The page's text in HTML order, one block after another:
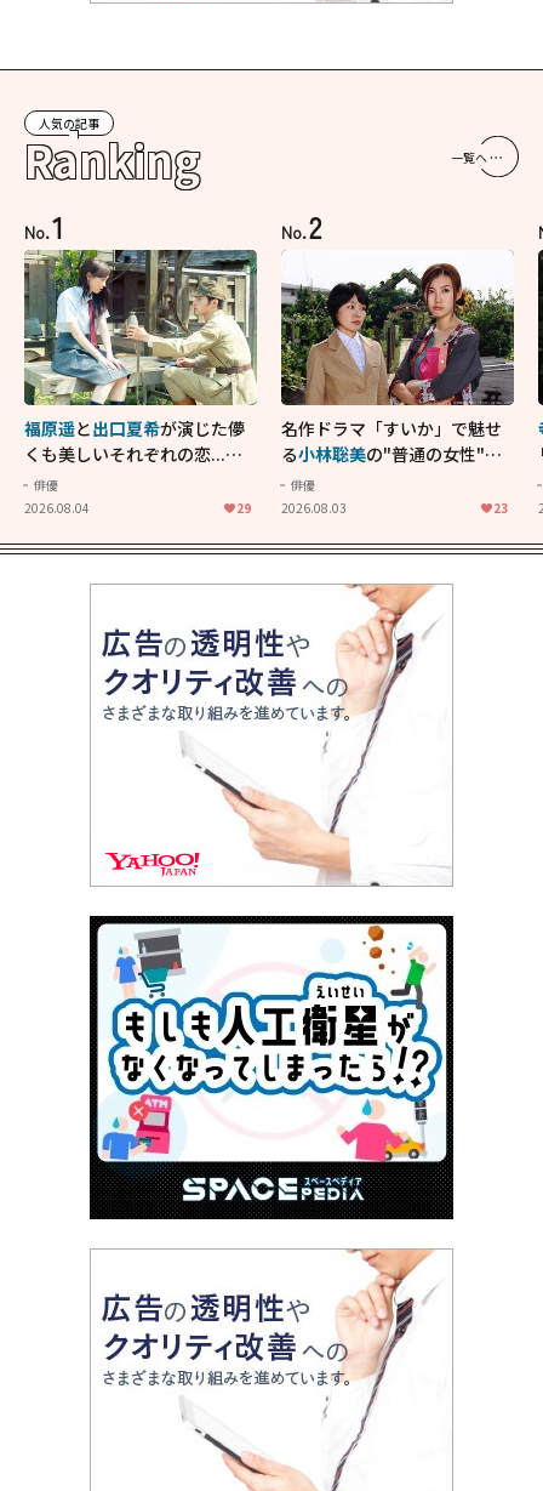
人気の記事
Ranking 一覧へ
No.1
福原遥と出口夏希が演じた儚
くも美しいそれぞれの恋...生
きることの尊さを教えてくれ
た映画「あの花が咲く丘で、
俳優
2026.08.04
29
No.2
名作ドラマ「すいか」で魅せ
る小林聡美の"普通の女性"が
大人に刺さる...映画「かもめ
食堂」にも通じる静かな芝居
俳優
2026.08.03
23